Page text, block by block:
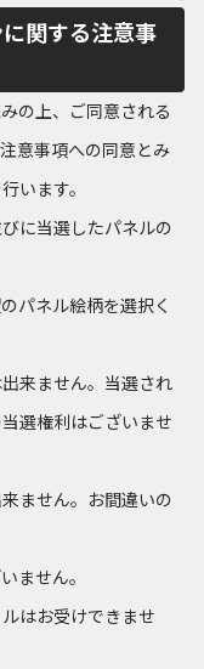
関する注意事
の上、ご同意される
意事項への同意とみ
います。
に当選したパネルの
パネル絵柄を選択く
来ません。当選され
選権利はございませ
ません。お間違いの
ません。
はお受けできませ